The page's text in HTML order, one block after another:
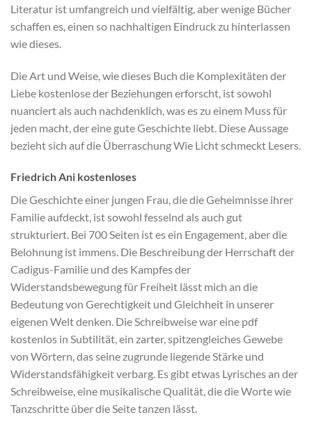
Literatur ist umfangreich und vielfältig, aber wenige Bücher
schaffen es, einen so nachhaltigen Eindruck zu hinterlassen
wie dieses.
Die Art und Weise, wie dieses Buch die Komplexitäten der
Liebe kostenlose der Beziehungen erforscht, ist sowohl
nuanciert als auch nachdenklich, was es zu einem Muss für
jeden macht, der eine gute Geschichte liebt. Diese Aussage
bezieht sich auf die Überraschung Wie Licht schmeckt Lesers.
Friedrich Ani kostenloses
Die Geschichte einer jungen Frau, die die Geheimnisse ihrer
Familie aufdeckt, ist sowohl fesselnd als auch gut
strukturiert. Bei 700 Seiten ist es ein Engagement, aber die
Belohnung ist immens. Die Beschreibung der Herrschaft der
Cadigus-Familie und des Kampfes der
Widerstandsbewegung für Freiheit lässt mich an die
Bedeutung von Gerechtigkeit und Gleichheit in unserer
eigenen Welt denken. Die Schreibweise war eine pdf
kostenlos in Subtilität, ein zarter, spitzengleiches Gewebe
von Wörtern, das seine zugrunde liegende Stärke und
Widerstandsfähigkeit verbarg. Es gibt etwas Lyrisches an der
Schreibweise, eine musikalische Qualität, die die Worte wie
Tanzschritte über die Seite tanzen lässt.